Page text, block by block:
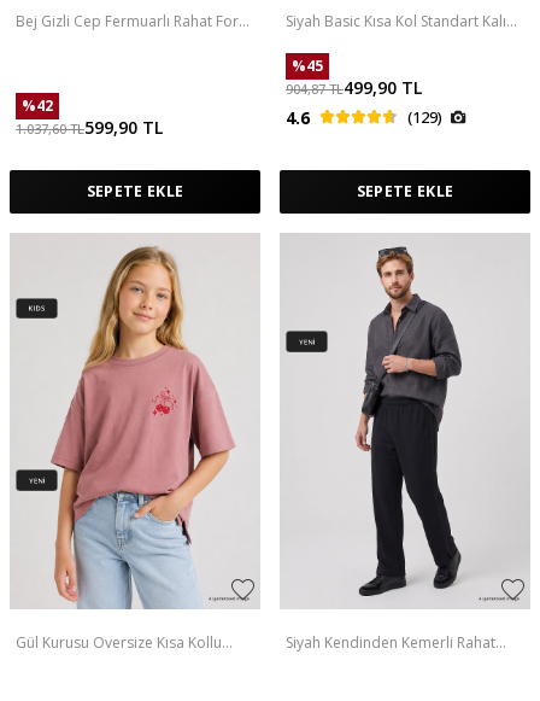
Bej Gizli Cep Fermuarlı Rahat Form
%42
1.037,60TL599,90 TL
SEPETE EKLE
Siyah Basic Kısa Kol Standart Kalıp
%45
904,87TL499,90 TL
4.6
(129)
SEPETE EKLE
Gül Kurusu Oversize Kısa Kollu
Siyah Kendinden Kemerli Rahat